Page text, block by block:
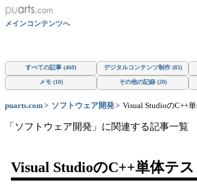
メインコンテンツへ
すべての記事 (460) デジタルコンテンツ制作 (83)
メモ (10) その他の記録 (20)
puarts.com ソフトウェア開発 Visual StudioのC++
「ソフトウェア開発」に関連する記事一覧
Visual StudioのC++単体テ